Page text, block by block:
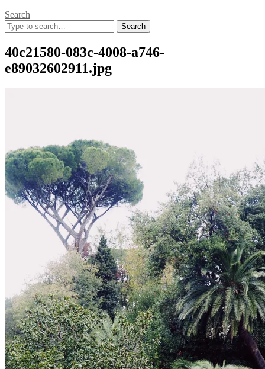
Search
Search
for:
40c21580-083c-4008-a746-
e89032602911.jpg